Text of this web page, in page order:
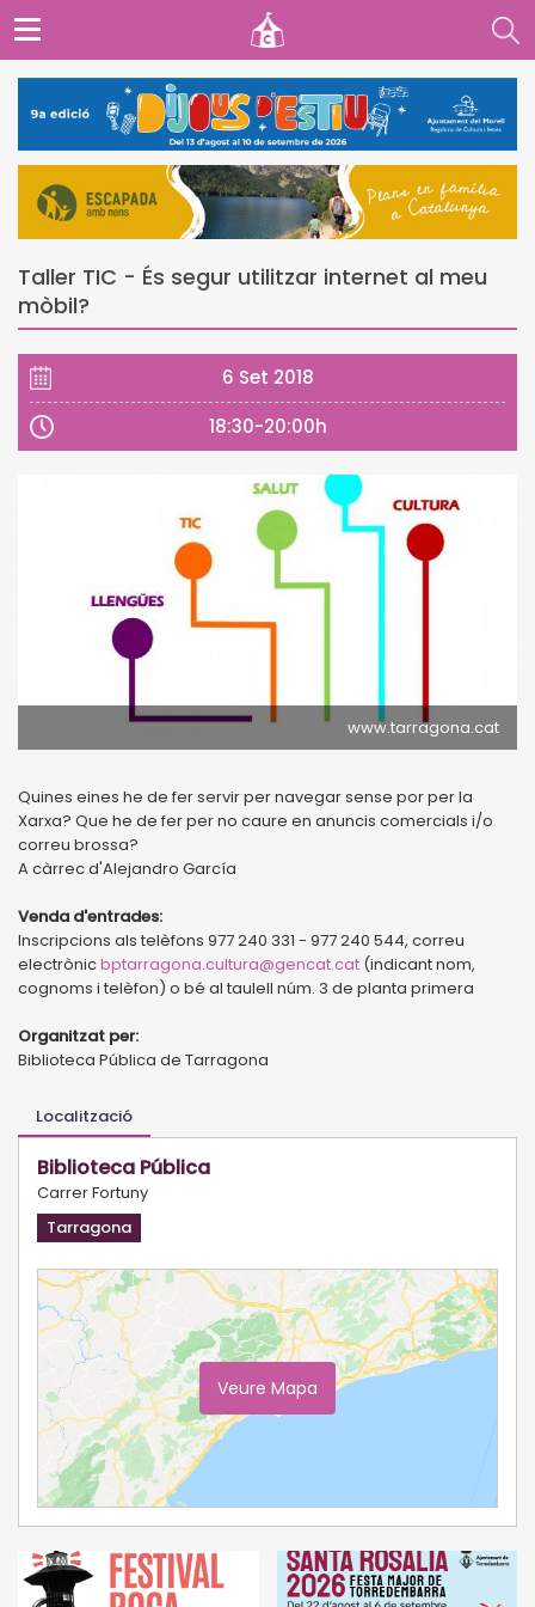
Taller TIC - És segur utilitzar internet al meu
mòbil?
6 Set 2018
18:30-20:00h
www.tarragona.cat
Quines eines he de fer servir per navegar sense por per la
Xarxa? Que he de fer per no caure en anuncis comercials i/o
correu brossa?
A càrrec d'Alejandro García
Venda d'entrades:
Inscripcions als telèfons 977 240 331 - 977 240 544, correu
electrònicbptarragona.cultura@gencat.cat (indicant nom,
cognoms i telèfon) o bé al taulell núm. 3 de planta primera
Organitzat per:
Biblioteca Pública de Tarragona
Localització
Biblioteca Pública
Carrer Fortuny
Tarragona
Veure Mapa